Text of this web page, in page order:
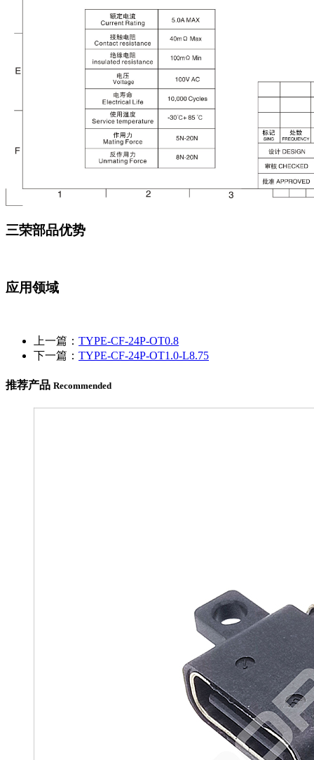
三荣部品优势
应用领域
上一篇： TYPE-CF-24P-OT0.8
下一篇： TYPE-CF-24P-OT1.0-L8.75
推荐产品 Recommended